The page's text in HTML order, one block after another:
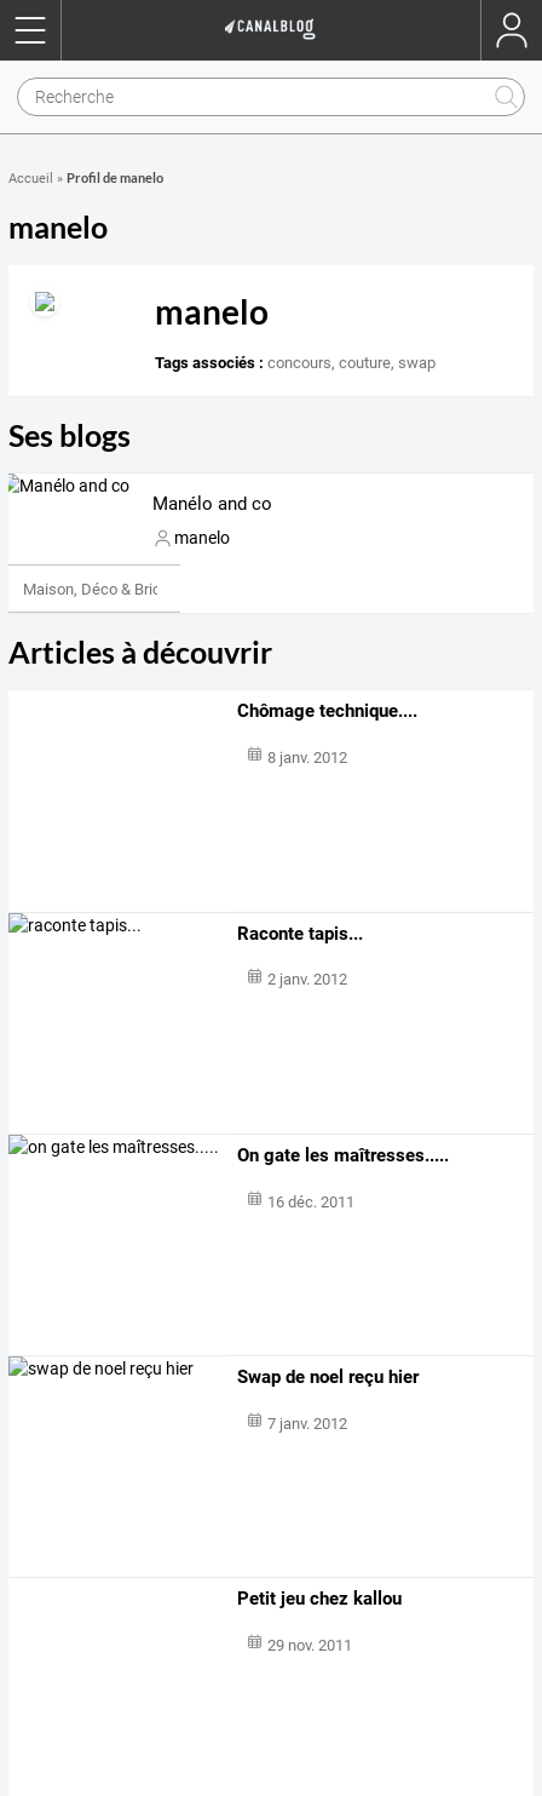
Accueil » Profil de manelo
manelo
manelo
Tags associés : concours,couture,swap
Ses blogs
Manélo and co
manelo
Maison, Déco & Bricolage
Articles à découvrir
Chômage technique....
8 janv. 2012
Raconte tapis...
2 janv. 2012
On gate les maîtresses.....
16 déc. 2011
Swap de noel reçu hier
7 janv. 2012
Petit jeu chez kallou
29 nov. 2011